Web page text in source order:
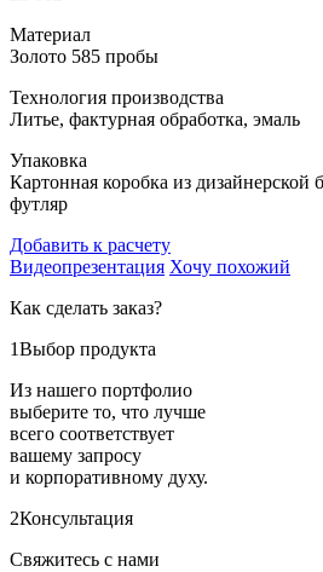
Материал
Золото 585 пробы
Технология производства
Литье, фактурная обработка, эмаль
Упаковка
Картонная коробка из дизайнерской
футляр
Добавить к расчету
Видеопрезентация Хочу похожий
Как сделать заказ?
1Выбор продукта
Из нашего портфолио
выберите то, что лучше
всего соответствует
вашему запросу
и корпоративному духу.
2Консультация
Свяжитесь с нами